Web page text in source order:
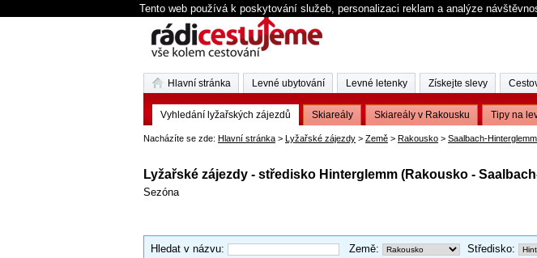
Tento web používá k poskytování služeb, personalizaci reklam a analýze
Nacházíte se zde: Hlavní stránka > Lyžařské zájezdy > Země > Rakousko > Saalbach-Hinterglemm
Lyžařské zájezdy - středisko Hinterglemm (Rakousko -
Sezóna
Hledat v názvu: Země: Středisko:
Hlavní stránka Levné ubytování Levné letenky Získejte slevy
Vyhledání lyžařských zájezdů Skiareály Skiareály v Rakousku Tipy na